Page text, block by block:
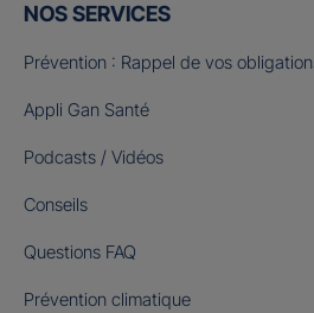
NOS SERVICES
Prévention : Rappel de vos
Appli Gan Santé
Podcasts / Vidéos
Conseils
Questions FAQ
Prévention climatique